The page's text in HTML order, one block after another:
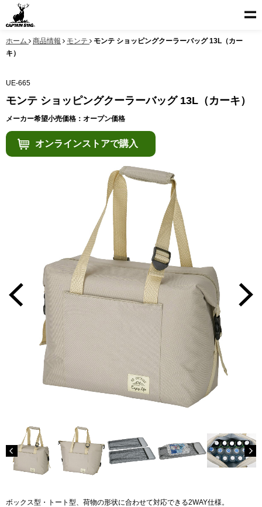
ホーム 商品情報 モンテ
モンテ ショッピングクーラーバッグ 13L（カー
キ）
UE-665
モンテ ショッピングクーラーバッグ 13L（カーキ）
メーカー希望小売価格：オープン価格
オンラインストアで購入
ボックス型・トート型、荷物の形状に合わせて対応できる2WAY仕様。